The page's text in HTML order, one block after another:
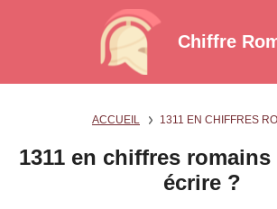
Chiffre
ACCUEIL 1311 EN CHIFFRES
1311 en chiffres
écrire ?